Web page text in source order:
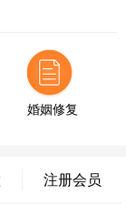
7分钟前
，已获得专属情感
24分钟前
婚姻修复
注册会员